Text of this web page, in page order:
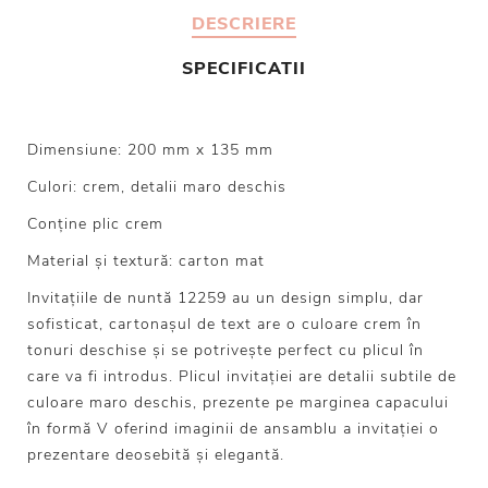
DESCRIERE
SPECIFICATII
Dimensiune: 200 mm x 135 mm
Culori: crem, detalii maro deschis
Conține plic crem
Material și textură: carton mat
Invitațiile de nuntă 12259 au un design simplu, dar
sofisticat, cartonașul de text are o culoare crem în
tonuri deschise și se potrivește perfect cu plicul în
care va fi introdus. Plicul invitației are detalii subtile de
culoare maro deschis, prezente pe marginea capacului
în formă V oferind imaginii de ansamblu a invitației o
prezentare deosebită și elegantă.